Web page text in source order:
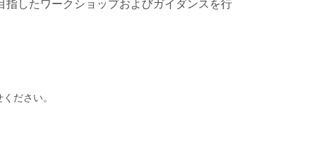
したワークショップおよびガイダンスを行
ださい。